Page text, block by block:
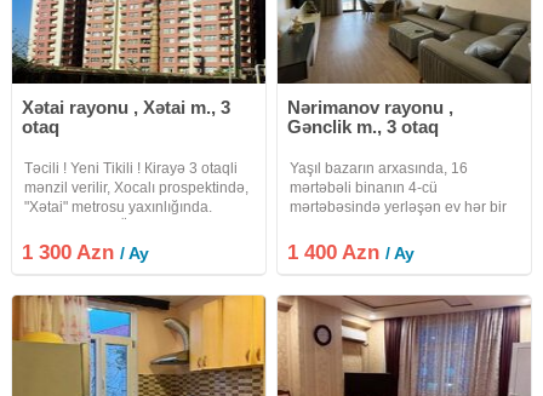
Xətai rayonu , Xətai m., 3
otaq
Təcili ! Yeni Tikili ! Кirayə 3 otaqli
mənzil verilir, Xocalı prospektində,
"Xətai" metrosu yaxınlığında.
kv.m.Qaz+Kombi.Əla təmirli.
Parket döşəmə.Sanitar qovşağı
1 300 Azn/ Ay
Nərimanov rayonu ,
Gənclik m., 3 otaq
Yaşıl bazarın arxasında, 16
mərtəbəli binanın 4-cü
mərtəbəsində yerləşən ev hər bir
расположенный за Зелёным
рынком, на 4-м этаже 16-
аренду со всеми
1 400 Azn/ Ay